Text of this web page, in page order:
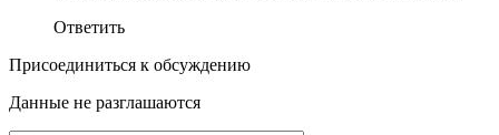
Ответить
Присоединиться к обсуждению
Данные не разглашаются